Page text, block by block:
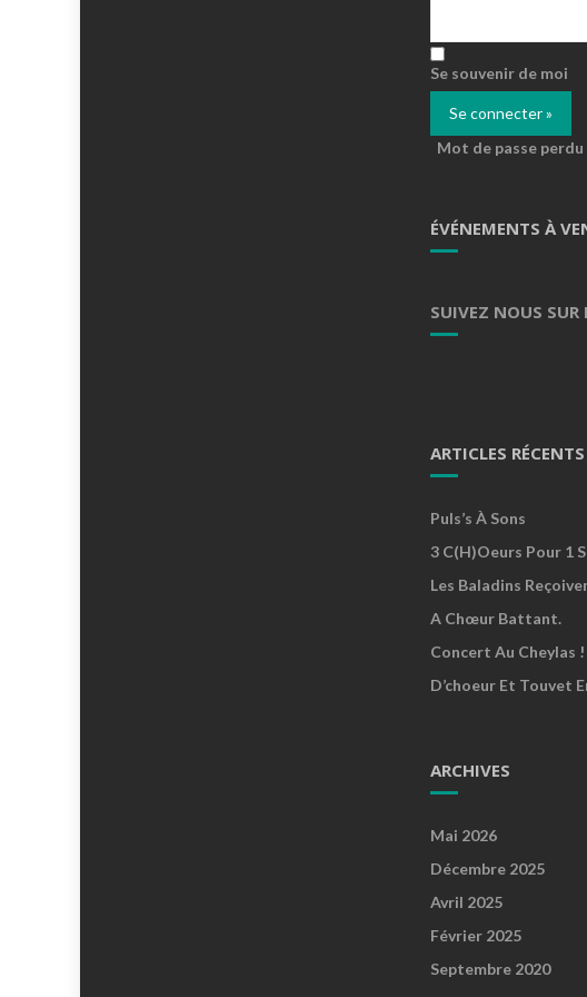
Se souvenir de moi
Mot de passe perdu
ÉVÉNEMENTS À
SUIVEZ NOUS SUR
ARTICLES RÉCENTS
Puls’s À Sons
3 C(h)oeurs Pour 1
Les Baladins
A Chœur Battant.
Concert Au Cheylas !
D’choeur Et Touvet
ARCHIVES
Mai 2026
Décembre 2025
Avril 2025
Février 2025
Septembre 2020